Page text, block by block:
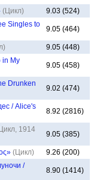
(Цикл)
9.03 (524)
Singles to
9.05 (464)
9.05 (448)
in My
9.05 (458)
Drunken
9.02 (474)
/ Alice's
8.92 (2816)
1914
9.05 (385)
(Цикл)
9.26 (200)
/
8.90 (1414)